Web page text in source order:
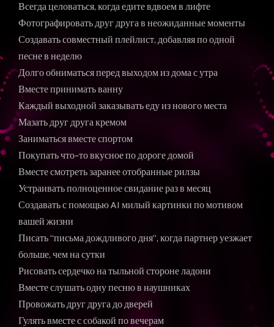
Всегда целоваться, когда едите вдвоем в лифте
Фотографировать друг друга в неожиданные моменты
Создавать совместный плейлист, добавляя по одной
песне в неделю
Долго обниматься перед выходом из дома с утра
Вместе принимать ванну
Каждый выходной заказывать еду из нового места
Мазать друг друга кремом
Заниматься вместе спортом
Покупать что-то вкусное по дороге домой
Вместе смотреть заранее отобранные рилзы
Устраивать полноценное свидание раз в месяц
Создавать с помощью AI милый картинки по мотивом
вашей жизни
Писать “письма дождливого дня”, когда партнер уезжает
больше, чем на сутки
Рисовать сердечко на тыльной стороне ладони
Вместе слушать одну песню в наушниках
Провожать друг друга до дверей
Гулять вместе с собакой по вечерам